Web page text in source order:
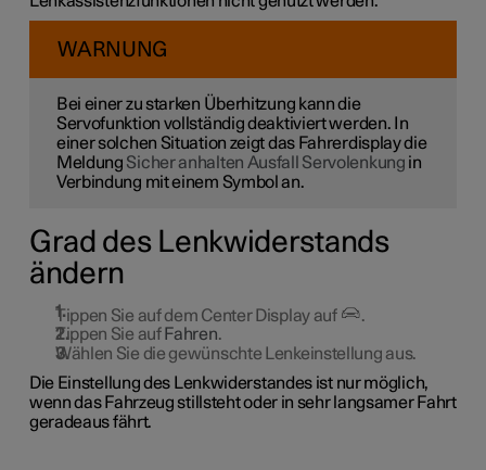
WARNUNG
Bei einer zu starken Überhitzung kann die
Servofunktion vollständig deaktiviert werden. In
einer solchen Situation zeigt das Fahrerdisplay die
Meldung Sicher anhalten Ausfall Servolenkung in
Verbindung mit einem Symbol an.
Grad des Lenkwiderstands
ändern
Tippen Sie auf dem Center Display auf
Tippen Sie auf Fahren.
Wählen Sie die gewünschte Lenkeinstellung aus.
Die Einstellung des Lenkwiderstandes ist nur möglich,
wenn das Fahrzeug stillsteht oder in sehr langsamer Fahrt
geradeaus fährt.